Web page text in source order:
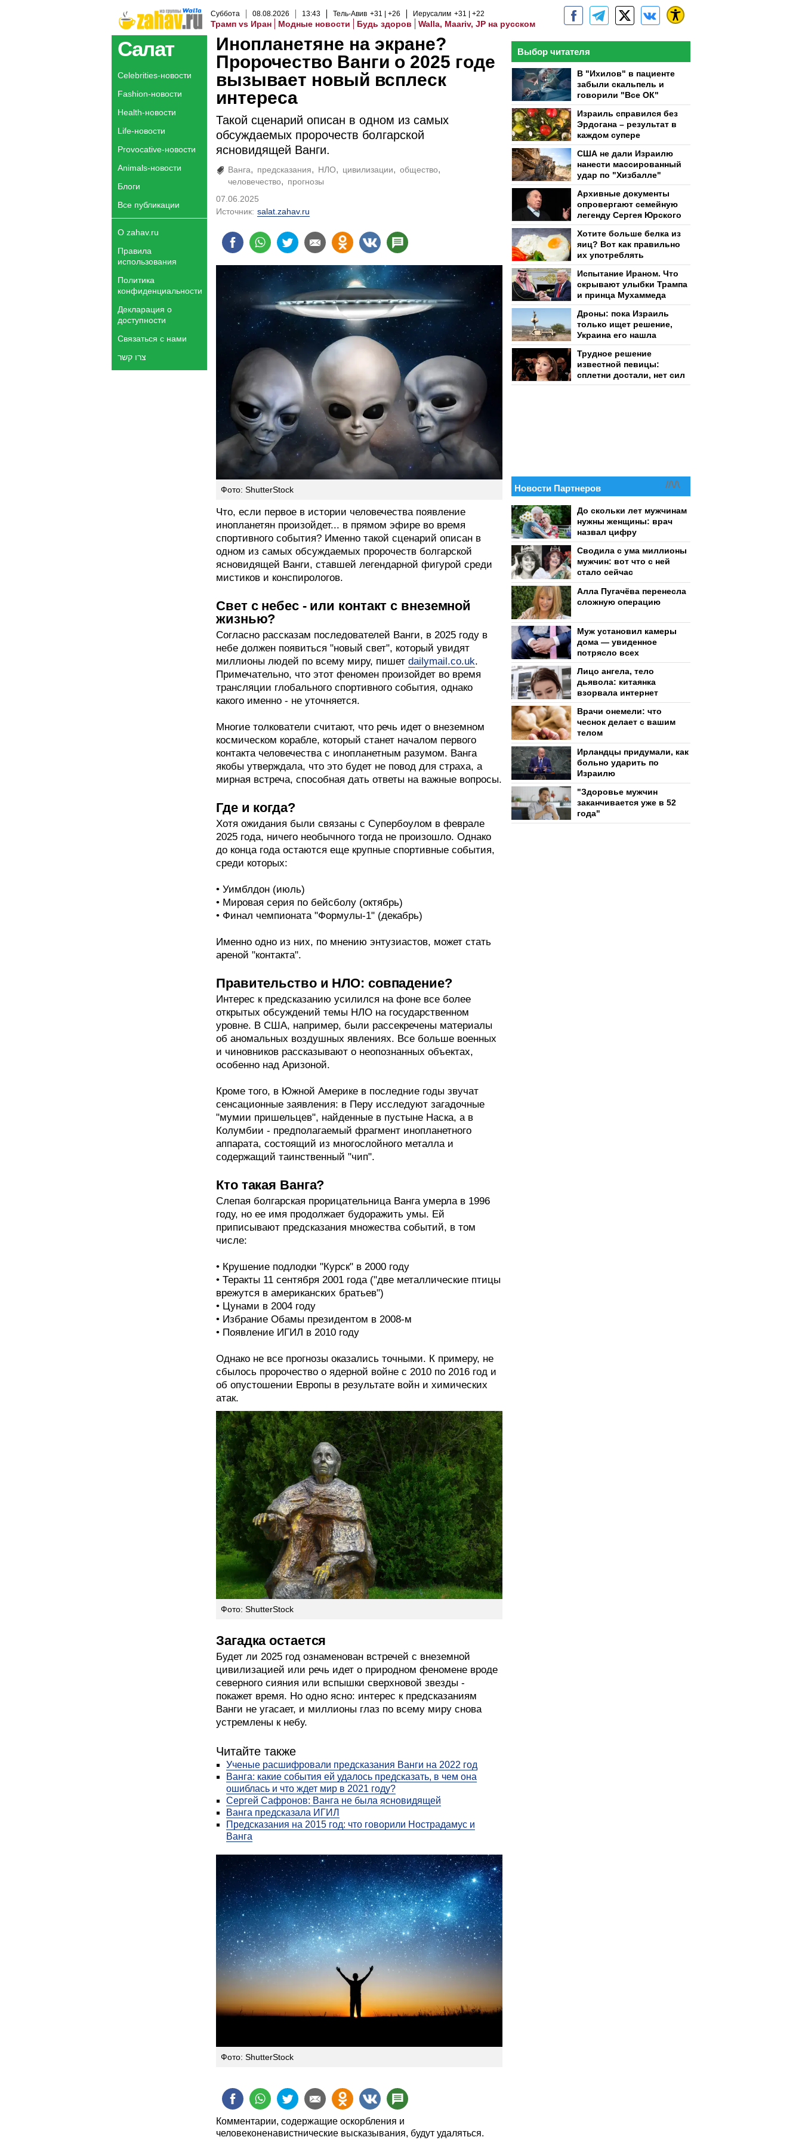
Суббота 08.08.2026 13:43 Тель-Авив +31 +26 Иерусалим +31 +22
Трамп vs Иран Модные новости Будь здоров Walla, Maariv, JP на русском
Салат
Celebrities-новости
Fashion-новости
Health-новости
Life-новости
Provocative-новости
Animals-новости
Блоги
Все публикации
О zahav.ru
Правила
использования
Политика
конфиденциальности
Декларация о
доступности
Связаться с нами
צרו קשר
Инопланетяне на экране?
Пророчество Ванги о 2025 годе
вызывает новый всплеск
интереса
Такой сценарий описан в одном из самых
обсуждаемых пророчеств болгарской
ясновидящей Ванги.
Ванга предсказания НЛО цивилизации
общество
человечество
прогнозы
07.06.2025
Источник: salat.zahav.ru
Фото: ShutterStock
Что, если первое в истории человечества появление
инопланетян произойдет... в прямом эфире во время
спортивного события? Именно такой сценарий описан в
одном из самых обсуждаемых пророчеств болгарской
ясновидящей Ванги, ставшей легендарной фигурой среди
мистиков и конспирологов.
Свет с небес - или контакт с внеземной
жизнью?
Согласно рассказам последователей Ванги, в 2025 году в
небе должен появиться "новый свет", который увидят
миллионы людей по всему миру, пишет dailymail.co.uk.
Примечательно, что этот феномен произойдет во время
трансляции глобального спортивного события, однако
какого именно - не уточняется.
Многие толкователи считают, что речь идет о внеземном
космическом корабле, который станет началом первого
контакта человечества с инопланетным разумом. Ванга
якобы утверждала, что это будет не повод для страха, а
мирная встреча, способная дать ответы на важные вопросы.
Где и когда?
Хотя ожидания были связаны с Супербоулом в феврале
2025 года, ничего необычного тогда не произошло. Однако
до конца года остаются еще крупные спортивные события,
среди которых:
• Уимблдон (июль)
• Мировая серия по бейсболу (октябрь)
• Финал чемпионата "Формулы-1" (декабрь)
Именно одно из них, по мнению энтузиастов, может стать
ареной "контакта".
Правительство и НЛО: совпадение?
Интерес к предсказанию усилился на фоне все более
открытых обсуждений темы НЛО на государственном
уровне. В США, например, были рассекречены материалы
об аномальных воздушных явлениях. Все больше военных
и чиновников рассказывают о неопознанных объектах,
особенно над Аризоной.
Кроме того, в Южной Америке в последние годы звучат
сенсационные заявления: в Перу исследуют загадочные
"мумии пришельцев", найденные в пустыне Наска, а в
Колумбии - предполагаемый фрагмент инопланетного
аппарата, состоящий из многослойного металла и
содержащий таинственный "чип".
Кто такая Ванга?
Слепая болгарская прорицательница Ванга умерла в 1996
году, но ее имя продолжает будоражить умы. Ей
приписывают предсказания множества событий, в том
числе:
• Крушение подлодки "Курск" в 2000 году
• Теракты 11 сентября 2001 года ("две металлические птицы
врежутся в американских братьев")
• Цунами в 2004 году
• Избрание Обамы президентом в 2008-м
• Появление ИГИЛ в 2010 году
Однако не все прогнозы оказались точными. К примеру, не
сбылось пророчество о ядерной войне с 2010 по 2016 год и
об опустошении Европы в результате войн и химических
атак.
Фото: ShutterStock
Загадка остается
Будет ли 2025 год ознаменован встречей с внеземной
цивилизацией или речь идет о природном феномене вроде
северного сияния или вспышки сверхновой звезды -
покажет время. Но одно ясно: интерес к предсказаниям
Ванги не угасает, и миллионы глаз по всему миру снова
устремлены к небу.
Читайте также
Ученые расшифровали предсказания Ванги на 2022 год
Ванга: какие события ей удалось предсказать, в чем она
ошиблась и что ждет мир в 2021 году?
Сергей Сафронов: Ванга не была ясновидящей
Ванга предсказала ИГИЛ
Предсказания на 2015 год: что говорили Нострадамус и
Ванга
Фото: ShutterStock
Комментарии, содержащие оскорбления и
человеконенавистнические высказывания, будут удаляться.
Выбор читателя
В "Ихилов" в пациенте
забыли скальпель и
говорили "Все ОК"
Израиль справился без
Эрдогана – результат в
каждом супере
США не дали Израилю
нанести массированный
удар по "Хизбалле"
Архивные документы
опровергают семейную
легенду Сергея Юрского
Хотите больше белка из
яиц? Вот как правильно
их употреблять
Испытание Ираном. Что
скрывают улыбки Трампа
и принца Мухаммеда
Дроны: пока Израиль
только ищет решение,
Украина его нашла
Трудное решение
известной певицы:
сплетни достали, нет сил